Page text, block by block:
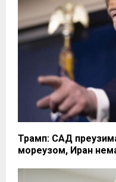
Трамп: САД
мореузом, Иран